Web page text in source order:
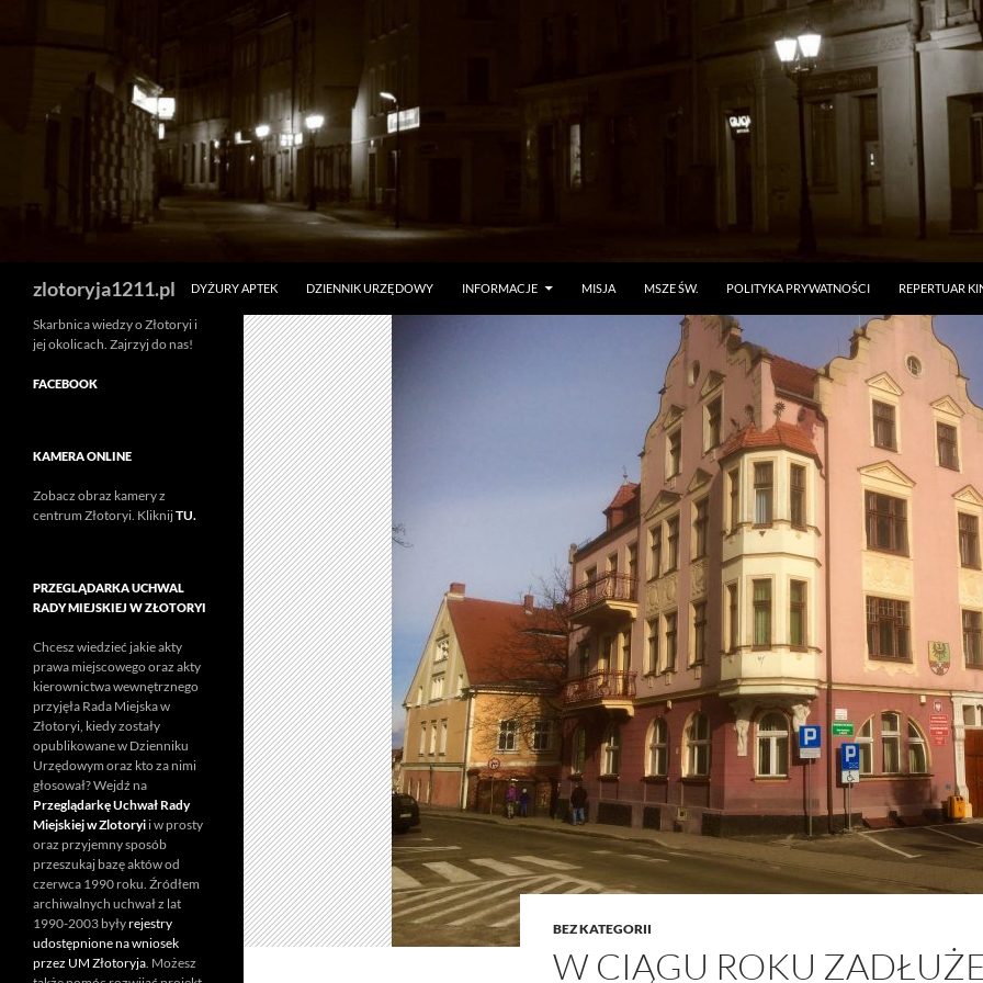
zlotoryja1211.pl DYŻURY APTEK DZIENNIK URZĘDOWY INFORMACJE MISJA MSZE ŚW. POLITYKA PRYWATNOŚCI REPERTUAR
BEZ KATEGORII
W CIĄGU ROKU
Skarbnica wiedzy o Złotoryi i
jej okolicach. Zajrzyj do nas!
FACEBOOK
KAMERA ONLINE
Zobacz obraz kamery z
centrum Złotoryi. KliknijTU.
PRZEGLĄDARKA UCHWAL
RADY MIEJSKIEJ W ZŁOTORYI
Chcesz wiedzieć jakie akty
prawa miejscowego oraz akty
kierownictwa wewnętrznego
przyjęła Rada Miejska w
Złotoryi, kiedy zostały
opublikowane w Dzienniku
Urzędowym oraz kto za nimi
głosował? Wejdź na
Przeglądarkę Uchwał Rady
Miejskiej w Zlotoryi i w prosty
oraz przyjemny sposób
przeszukaj bazę aktów od
czerwca 1990 roku. Źródłem
archiwalnych uchwał z lat
1990-2003 byłyrejestry
udostępnione na wniosek
przez UM Złotoryja. Możesz